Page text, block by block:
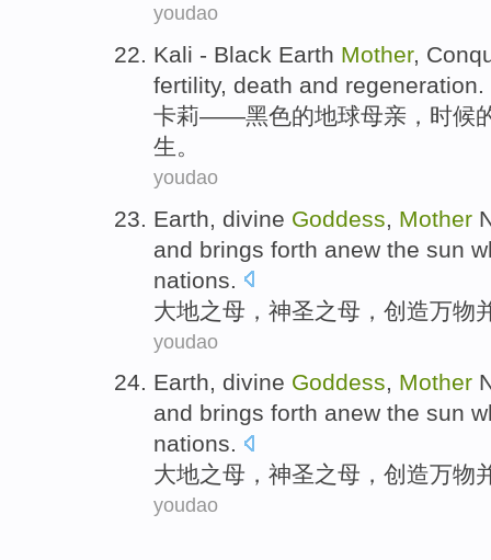
youdao
Kali - Black Earth Mother,
fertility, death and regeneration.
卡莉——黑色的地球母亲 ， 时候
生。
youdao
Earth divine Goddess Mother
and brings forth anew the sun
nations.
大地之母 ， 神圣之母， 创造万物
youdao
Earth, divine Goddess, Mother
and brings forth anew the sun
nations.
大地之母 ， 神圣之母， 创造万物
youdao